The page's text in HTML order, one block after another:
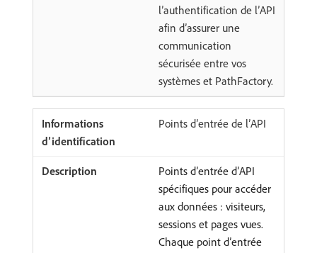
l’authentification de l’API
afin d’assurer une
communication
sécurisée entre vos
systèmes et PathFactory.
Points d’entrée de l’API
Points d’entrée d’API
spécifiques pour accéder
aux données : visiteurs,
sessions et pages vues.
Chaque point d’entrée